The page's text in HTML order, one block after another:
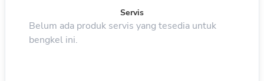
Servis
Belum ada produk servis yang tesedia untuk
bengkel ini.